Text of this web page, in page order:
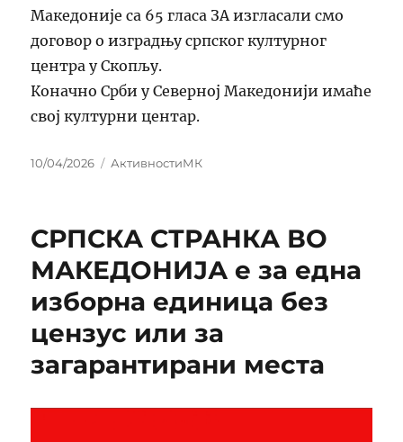
Македоније са 65 гласа ЗА изгласали смо
договор о изградњу српског културног
центра у Скопљу.
Коначно Срби у Северној Македонији имаће
свој културни центар.
Posted
10/04/2026 Categories
АктивностиМК
СРПСКА СТРАНКА ВО
МАКЕДОНИЈА е за една
изборна единица без
цензус или за
загарантирани места